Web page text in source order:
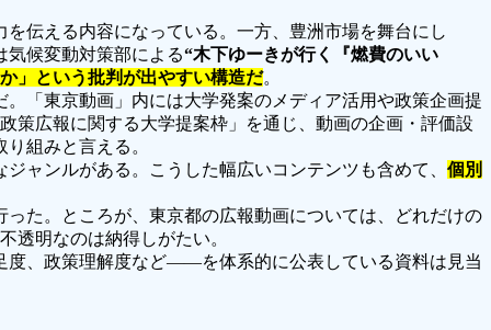
伝える内容になっている。一方、豊洲市場を舞台にし
気候変動対策部による“木下ゆーきが行く『燃費のいい
」という批判が出やすい構造だ。
「東京動画」内には大学発案のメディア活用や政策企画提
策広報に関する大学提案枠」を通じ、動画の企画・評価設
組みと言える。
ャンルがある。こうした幅広いコンテンツも含めて、 個別
た。ところが、東京都の広報動画については、どれだけの
透明なのは納得しがたい。
、政策理解度など――を体系的に公表している資料は見当